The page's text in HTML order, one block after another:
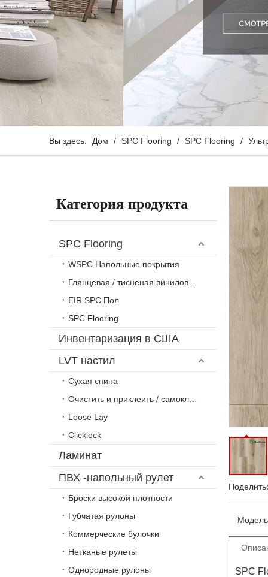
Вы здесь: Дом / SPC Flooring / SPC Flooring /
Категория продукта
SPC Flooring
WSPC Напольные покрытия
EIR SPC Пол
SPC Flooring
Инвентаризация в США
LVT настил
Сухая спина
Loose Lay
Clicklock
Ламинат
ПВХ -напольный рулет
Броски высокой плотности
Губчатая рулоны
Коммерческие булочки
Нетканые рулеты
Однородные рулоны
SPC